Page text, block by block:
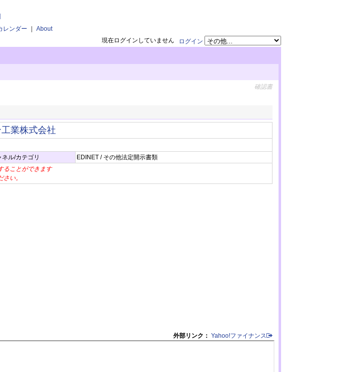
レンダー ｜ About
ログイン
現在ログインしていません
確認書
業株式会社
ネル/カテゴリ EDINET / その他法定開示書類
ることができます
い。
外部リンク： Yahoo!ファイナンス